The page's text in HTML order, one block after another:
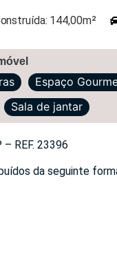
144,00m²
Espaço
Sala de jantar
REF. 23396
da seguinte